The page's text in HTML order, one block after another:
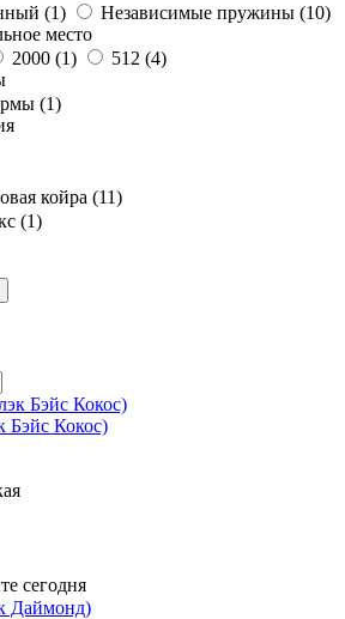
(1) Независимые пружины (10)
место
2000 (1) 512 (4)
(1)
койра (11)
(1)
Бэйс Кокос)
сегодня